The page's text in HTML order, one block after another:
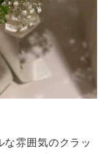
雰囲気のクラッ